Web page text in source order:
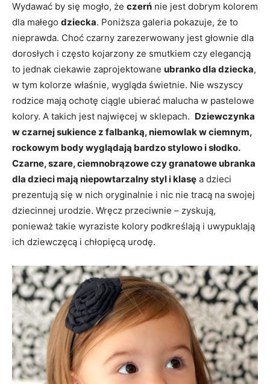
Wydawać by się mogło, że czerń nie jest dobrym kolorem
dla małego dziecka. Poniższa galeria pokazuje, że to
nieprawda. Choć czarny zarezerwowany jest głownie dla
dorosłych i często kojarzony ze smutkiem czy elegancją
to jednak ciekawie zaprojektowane ubranko dla dziecka,
w tym kolorze właśnie, wygląda świetnie. Nie wszyscy
rodzice mają ochotę ciągle ubierać malucha w pastelowe
kolory. A takich jest najwięcej w sklepach. Dziewczynka
w czarnej sukience z falbanką, niemowlak w ciemnym,
rockowym body wyglądają bardzo stylowo i słodko.
Czarne, szare, ciemnobrązowe czy granatowe ubranka
dla dzieci mają niepowtarzalny styl i klasę a dzieci
prezentują się w nich oryginalnie i nic nie tracą na swojej
dziecinnej urodzie. Wręcz przeciwnie – zyskują,
ponieważ takie wyraziste kolory podkreślają i uwypuklają
ich dziewczęcą i chłopięcą urodę.